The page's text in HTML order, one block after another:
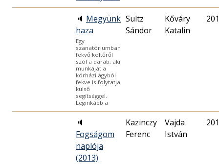
🔈 Megyünk
haza
Egy
szanatóriumban
fekvő költőről
szól a darab, aki
munkáját a
kórházi ágyból
fekve is folytatja
külső
segítséggel.
Leginkább a
Sultz
Sándor
Kőváry
Katalin
🔈
Fogságom
naplója
(2013)
Kazinczy
Ferenc
Vajda
István